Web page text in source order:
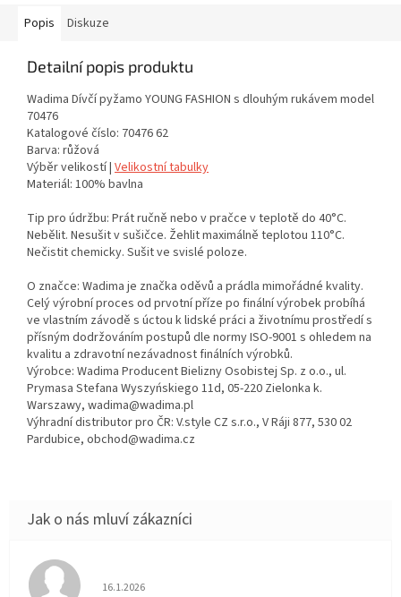
Popis Diskuze
Detailní popis produktu
Wadima Dívčí pyžamo YOUNG FASHION s dlouhým rukávem model
70476
Katalogové číslo: 70476 62
Barva: růžová
Výběr velikostí | Velikostní tabulky
Materiál: 100% bavlna
Tip pro údržbu: Prát ručně nebo v pračce v teplotě do 40°C.
Nebělit. Nesušit v sušičce. Žehlit maximálně teplotou 110°C.
Nečistit chemicky. Sušit ve svislé poloze.
O značce: Wadima je značka oděvů a prádla mimořádné kvality.
Celý výrobní proces od prvotní příze po finální výrobek probíhá
ve vlastním závodě s úctou k lidské práci a životnímu prostředí s
přísným dodržováním postupů dle normy ISO-9001 s ohledem na
kvalitu a zdravotní nezávadnost finálních výrobků.
Výrobce: Wadima Producent Bielizny Osobistej Sp. z o.o., ul.
Prymasa Stefana Wyszyńskiego 11d, 05-220 Zielonka k.
Warszawy, wadima@wadima.pl
Výhradní distributor pro ČR: V.style CZ s.r.o., V Ráji 877, 530 02
Pardubice, obchod@wadima.cz
Hodnocení obchodu je 5 z 5 hvězdiček.
16.1.2026